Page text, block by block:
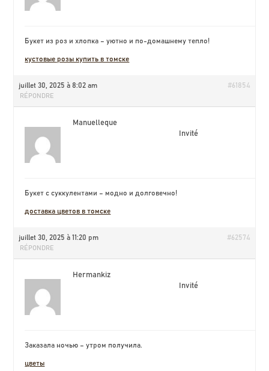
Букет из роз и хлопка – уютно и по-домашнему тепло!
кустовые розы купить в томске
juillet 30, 2025 à 8:02 am #61854
RÉPONDRE
Manuelleque
Invité
Букет с суккулентами – модно и долговечно!
доставка цветов в томске
juillet 30, 2025 à 11:20 pm #62574
RÉPONDRE
Hermankiz
Invité
Заказала ночью – утром получила.
цветы